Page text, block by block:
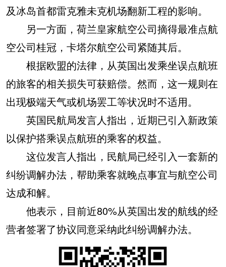
及冰岛首都雷克雅未克机场翻新工程的影响。
另一方面，荷兰皇家航空公司摘得最准点航
空公司桂冠，卡塔尔航空公司紧随其后。
根据欧盟的法律，从英国出发乘坐误点航班
的旅客的相关损失可获赔偿。然而，这一规则在
出现极端天气或机场罢工等状况时不适用。
英国民航局发言人指出，近期已引入新政策
以保护搭乘误点航班的乘客的权益。
这位发言人指出，民航局已经引入一套新的
纠纷调解办法，帮助乘客就晚点事宜与航空公司
达成和解。
他表示，目前近80%从英国出发的航线的经
营者签署了协议同意采纳此纠纷调解办法。